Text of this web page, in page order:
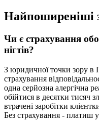
Найпоширеніші
Чи є страхування
нігтів?
З юридичної точки зору в
страхування
одна серйозна алергічна
обійтися в десятки тисяч
втрачені заробітки
Без страхування - платиш